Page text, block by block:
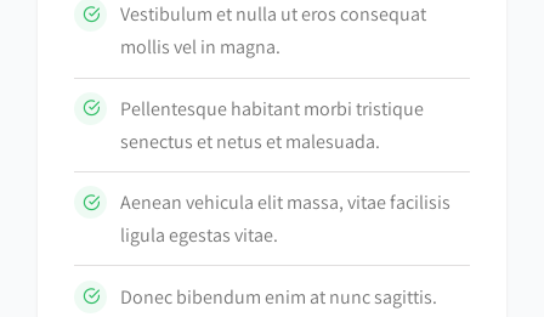
Vestibulum et nulla ut eros consequat
mollis vel in magna.
Pellentesque habitant morbi tristique
senectus et netus et malesuada.
Aenean vehicula elit massa, vitae facilisis
ligula egestas vitae.
Donec bibendum enim at nunc sagittis.